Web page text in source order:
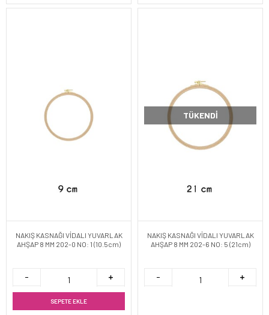
NAKIŞ KASNAĞI VİDALI YUVARLAK
AHŞAP 8 MM 202-0 NO: 1 (10.5cm)
SEPETE EKLE
TÜKENDI
NAKIŞ KASNAĞI VİDALI YUVARLAK
AHŞAP 8 MM 202-6 NO: 5 (21cm)